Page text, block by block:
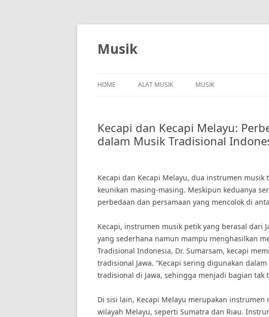
Skip
Musik
HOME ALAT MUSIK MUSIK
Kecapi dan Kecapi Melayu:
dalam Musik Tradisional
Kecapi dan Kecapi Melayu, dua instrumen
keunikan masing-masing. Meskipun keduanya
perbedaan dan persamaan yang mencolok di
Kecapi, instrumen musik petik yang berasal dari
yang sederhana namun mampu menghasilkan
Tradisional Indonesia, Dr. Sumarsam, kecapi
tradisional Jawa. “Kecapi sering digunakan
tradisional di Jawa, sehingga menjadi bagian tak
Di sisi lain, Kecapi Melayu merupakan
wilayah Melayu, seperti Sumatra dan Riau.